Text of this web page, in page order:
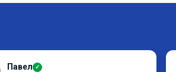
Павел ✓